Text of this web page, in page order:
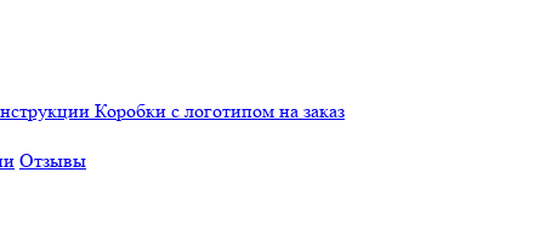
Коробки с логотипом на заказ
Отзывы